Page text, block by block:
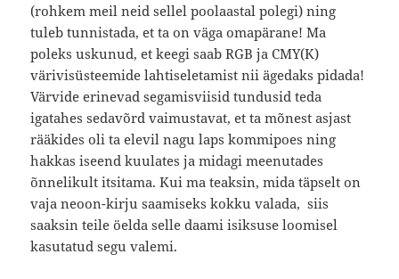
(rohkem meil neid sellel poolaastal polegi) ning
tuleb tunnistada, et ta on väga omapärane! Ma
poleks uskunud, et keegi saab RGB ja CMY(K)
värivisüsteemide lahtiseletamist nii ägedaks pidada!
Värvide erinevad segamisviisid tundusid teda
igatahes sedavõrd vaimustavat, et ta mõnest asjast
rääkides oli ta elevil nagu laps kommipoes ning
hakkas iseend kuulates ja midagi meenutades
õnnelikult itsitama. Kui ma teaksin, mida täpselt on
vaja neoon-kirju saamiseks kokku valada, siis
saaksin teile öelda selle daami isiksuse loomisel
kasutatud segu valemi.